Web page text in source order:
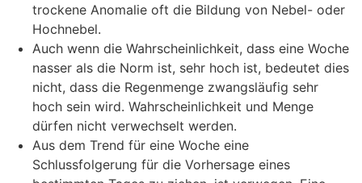
trockene Anomalie oft die Bildung von Nebel- oder
Hochnebel.
Auch wenn die Wahrscheinlichkeit, dass eine Woche
nasser als die Norm ist, sehr hoch ist, bedeutet dies
nicht, dass die Regenmenge zwangsläufig sehr
hoch sein wird. Wahrscheinlichkeit und Menge
dürfen nicht verwechselt werden.
Aus dem Trend für eine Woche eine
Schlussfolgerung für die Vorhersage eines